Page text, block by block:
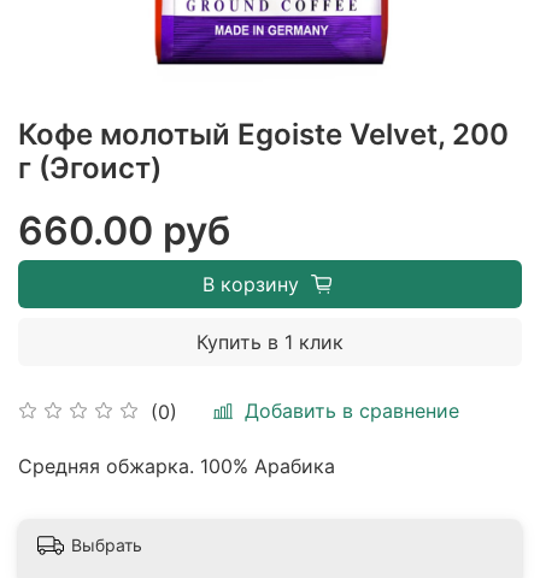
Кофе молотый Egoiste Velvet, 200
г (Эгоист)
(0) Добавить в сравнение
660.00 руб
В корзину
Купить в 1 клик
Средняя обжарка. 100% Арабика
Выбрать